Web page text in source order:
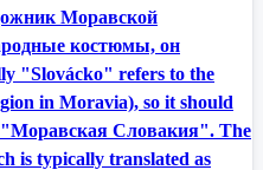
Моравской
костюмы, он
"Slovácko" refers to the
in Moravia), so it should
Словакия". The
is typically translated as